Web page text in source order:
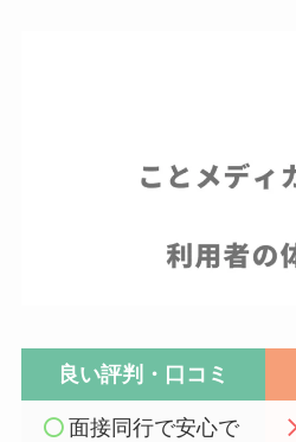
良い評判・口コミ
面接同行で安心で